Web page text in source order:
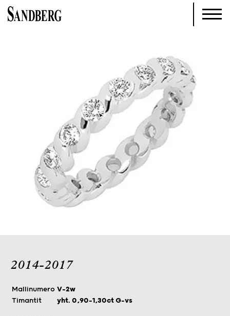
2014-2017
Mallinumero V-2w
Timantit
yht. 0,90-1,30ct G-vs